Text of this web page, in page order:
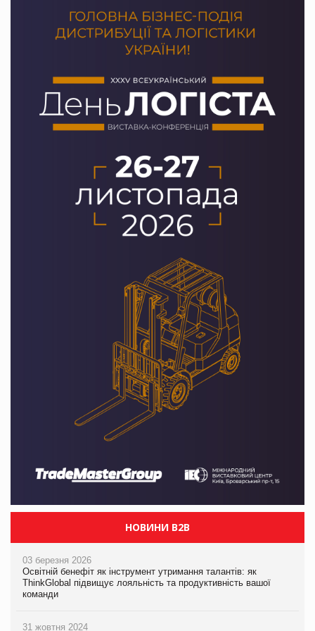
НОВИНИ B2B
03 березня 2026
Освітній бенефіт як інструмент утримання талантів: як
ThinkGlobal підвищує лояльність та продуктивність вашої
команди
31 жовтня 2024